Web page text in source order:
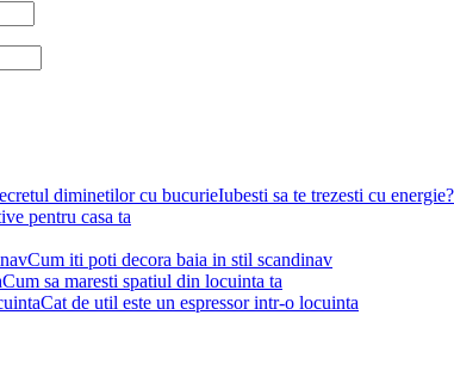
Iubesti sa te trezesti cu
pentru casa ta
Cum iti poti decora baia in stil scandinav
Cum sa maresti spatiul din locuinta ta
Cat de util este un espressor intr-o locuinta